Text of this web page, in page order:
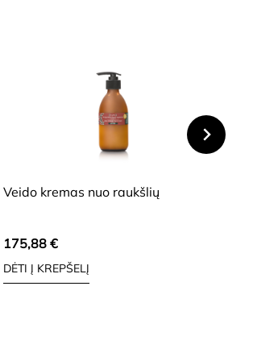
Veido kremas nuo raukšlių
175,88 €
DĖTI Į KREPŠELĮ